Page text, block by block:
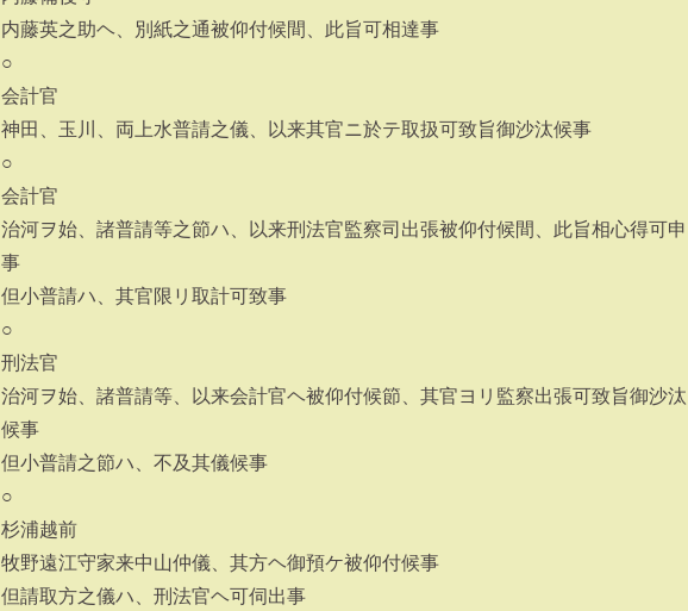
内藤英之助ヘ、別紙之通被仰付候間、此旨可相達事
○
会計官
神田、玉川、両上水普請之儀、以来其官ニ於テ取扱可致旨御沙汰候事
○
会計官
治河ヲ始、諸普請等之節ハ、以来刑法官監察司出張被仰付候間、此旨相心得可申
事
但小普請ハ、其官限リ取計可致事
○
刑法官
治河ヲ始、諸普請等、以来会計官ヘ被仰付候節、其官ヨリ監察出張可致旨御沙汰
候事
但小普請之節ハ、不及其儀候事
○
杉浦越前
牧野遠江守家来中山仲儀、其方ヘ御預ケ被仰付候事
但請取方之儀ハ、刑法官ヘ可伺出事